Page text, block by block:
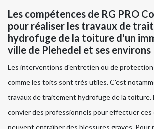
Les compétences de RG PRO
pour réaliser les travaux de
hydrofuge de la toiture d'un
ville de Plehedel et ses environs
Les interventions d'entretien ou de
comme les toits sont très utiles. C'est
travaux de traitement hydrofuge de la toiture.
convier des professionnels pour effectuer
peuvent entraîner des blessures graves. Pour